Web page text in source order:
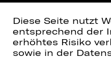
Diese Seite nutzt
entsprechend der
erhöhtes Risiko
sowie in der